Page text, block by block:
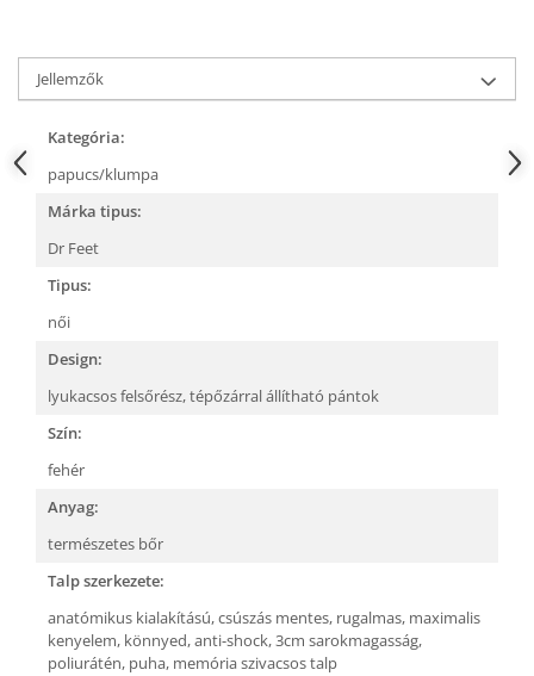
Jellemzők
Kategória:
papucs/klumpa
Márka tipus:
Dr Feet
Tipus:
női
Design:
lyukacsos felsőrész,tépőzárral állítható pántok
Szín:
fehér
Anyag:
természetes bőr
Talp szerkezete:
anatómikus kialakítású,csúszás mentes, rugalmas, maximalis
kenyelem, könnyed,anti-shock,3cm sarokmagasság,
poliurátén, puha, memória szivacsos talp